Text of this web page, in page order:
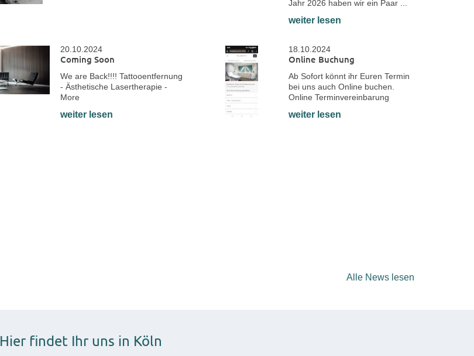
Jahr 2026 haben wir ein Paar ...
weiter lesen
20.10.2024
Coming Soon
We are Back!!!! Tattooentfernung
- Ästhetische Lasertherapie -
More
weiter lesen
18.10.2024
Online Buchung
Ab Sofort könnt ihr Euren Termin
bei uns auch Online buchen.
Online Terminvereinbarung
weiter lesen
Alle News lesen
Hier findet Ihr uns in Köln